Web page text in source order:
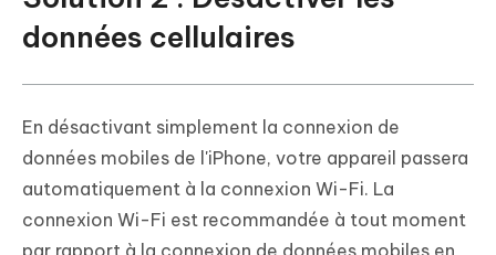
données cellulaires
En désactivant simplement la connexion de
données mobiles de l'iPhone, votre appareil passera
automatiquement à la connexion Wi-Fi. La
connexion Wi-Fi est recommandée à tout moment